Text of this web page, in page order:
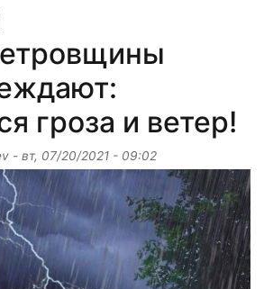
гроза и ветер!
- вт, 07/20/2021 - 09:02